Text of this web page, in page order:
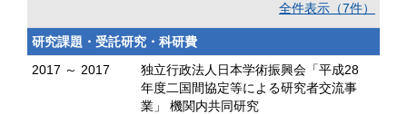
全件表示（7件）
研究課題・受託研究・科研費
2017 ～ 2017
独立行政法人日本学術振興会「平成28
年度二国間協定等による研究者交流事
業」 機関内共同研究